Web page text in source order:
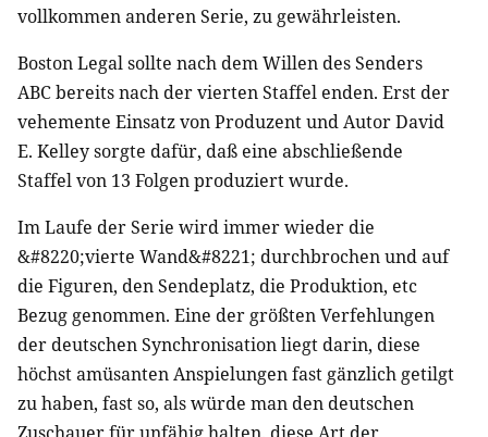
vollkommen anderen Serie, zu gewährleisten.
Boston Legal sollte nach dem Willen des Senders
ABCbereits nach der vierten Staffel enden. Erst der
vehemente Einsatz von Produzent und Autor David
E. Kelley sorgte dafür, daß eine abschließende
Staffel von 13 Folgen produziert wurde.
Im Laufe der Serie wird immer wieder die
&#8220;vierte Wand&#8221; durchbrochen und auf
die Figuren, den Sendeplatz, die Produktion, etc
Bezug genommen. Eine der größten Verfehlungen
der deutschen Synchronisation liegt darin, diese
höchst amüsanten Anspielungen fast gänzlich getilgt
zu haben, fast so, als würde man den deutschen
Zuschauer für unfähig halten, diese Art der